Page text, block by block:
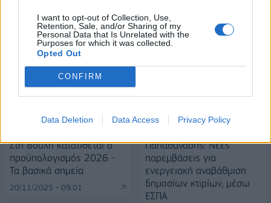
I want to opt-out of Collection, Use,
Retention, Sale, and/or Sharing of my
Personal Data that Is Unrelated with the
Purposes for which it was collected.
Opted Out
CONFIRM
Data Deletion Data Access Privacy Policy
ΠΕΡΙΣΣΌΤΕΡΑ ΣΕ ΑΥΤΉ ΤΗΝ ΚΑΤΗΓΟΡΊΑ
Στη Βουλή κατατίθεται ο
προϋπολογισμός 2026 -
Τα βασικά σημεία
20/11/2025 - 09:01
Παπαθανάσης: Νέες
παρεμβάσεις για
ενεργειακή αναβάθμιση
δημοσίων κτιρίων, μέσω
ΕΣΠΑ